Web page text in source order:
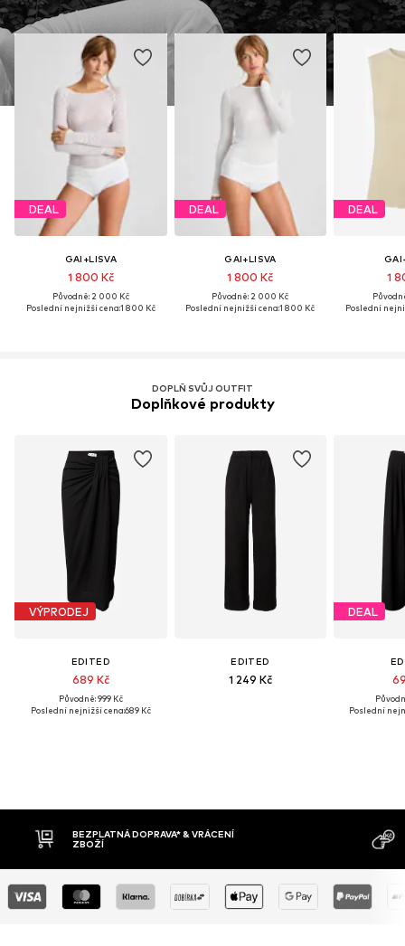
DEAL
GAI+LISVA
1 800 Kč
Původně: 2 000 Kč
Poslední nejnižší cena:1 800 Kč
DEAL
GAI+LISVA
1 800 Kč
Původně: 2 000 Kč
Poslední nejnižší cena:1 800 Kč
DEAL
1
Poslední
DOPLŇ SVŮJ OUTFIT
Doplňkové produkty
VÝPRODEJ
EDITED
689 Kč
Původně: 999 Kč
Poslední nejnižší cena:689 Kč
EDITED
1 249 Kč
DEAL
Poslední
DOBÍRKA
DNŮ